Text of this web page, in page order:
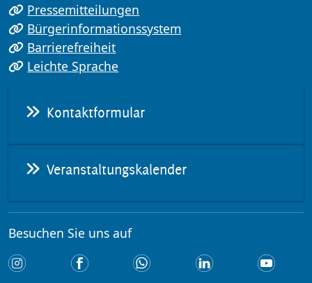
Pressemitteilungen
Bürgerinformationssystem
Barrierefreiheit
Leichte Sprache
Kontaktformular
Veranstaltungskalender
Besuchen Sie uns auf